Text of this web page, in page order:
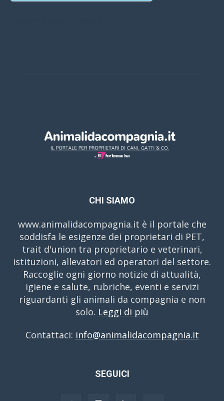
CHI SIAMO
www.animalidacompagnia.it è il portale che
soddisfa le esigenze dei proprietari di PET,
trait d'union tra proprietario e veterinari,
istituzioni, allevatori ed operatori del settore.
Raccoglie ogni giorno notizie di attualità,
igiene e salute, rubriche, eventi e servizi
riguardanti gli animali da compagnia e non
solo. Leggi di più
Contattaci: info@animalidacompagnia.it
SEGUICI